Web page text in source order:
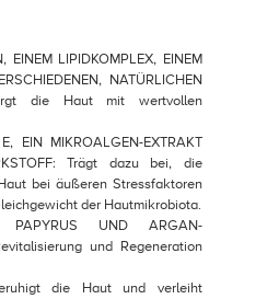
LIPIDKOMPLEX, EINEM
NATÜRLICHEN
die Haut mit wertvollen
EIN MIKROALGEN-EXTRAKT
Trägt dazu bei, die
bei äußeren Stressfaktoren
der Hautmikrobiota.
PAPYRUS UND ARGAN-
und Regeneration
die Haut und verleiht